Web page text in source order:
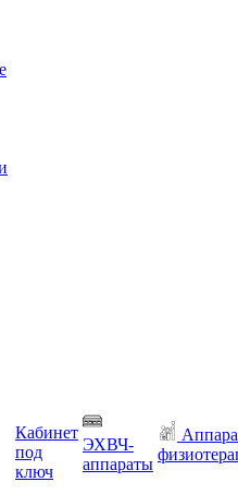
Кабинет
под
ключ
ЭХВЧ-
аппараты